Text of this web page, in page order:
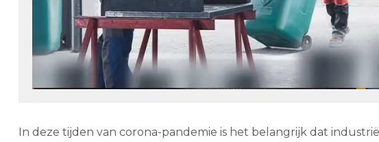
In deze tijden van corona-pandemie is het belangrijk dat